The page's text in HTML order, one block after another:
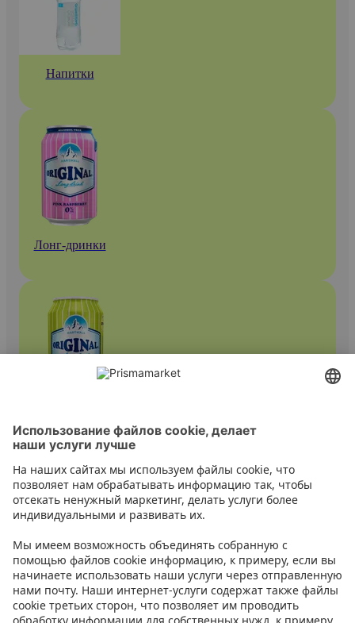
Напитки
Лонг-дринки
Инструкции